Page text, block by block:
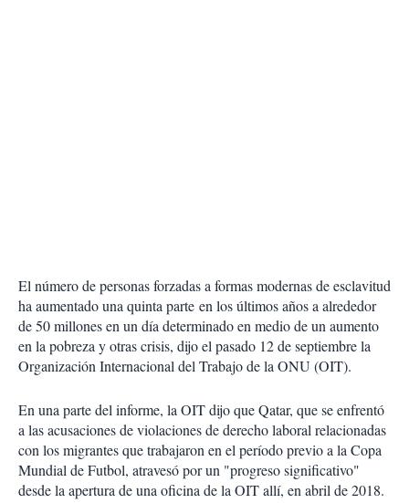
El número de personas forzadas a formas modernas de esclavitud
ha aumentado una quinta parte en los últimos años a alrededor
de 50 millones en un día determinado en medio de un aumento
en la pobreza y otras crisis, dijo el pasado 12 de septiembre la
Organización Internacional del Trabajo de la ONU (OIT).
En una parte del informe, la OIT dijo que Qatar, que se enfrentó
a las acusaciones de violaciones de derecho laboral relacionadas
con los migrantes que trabajaron en el período previo a la Copa
Mundial de Futbol, atravesó por un "progreso significativo"
desde la apertura de una oficina de la OIT allí, en abril de 2018.